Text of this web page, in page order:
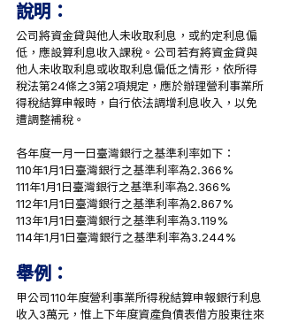
說明：
公司將資金貸與他人未收取利息，或約定利息偏
低，應設算利息收入課稅。公司若有將資金貸與
他人未收取利息或收取利息偏低之情形，依所得
稅法第24條之3第2項規定，應於辦理營利事業所
得稅結算申報時，自行依法調增利息收入，以免
遭調整補稅。
各年度一月一日臺灣銀行之基準利率如下：
110年1月1日臺灣銀行之基準利率為2.366%
111年1月1日臺灣銀行之基準利率為2.366%
112年1月1日臺灣銀行之基準利率為2.867%
113年1月1日臺灣銀行之基準利率為3.119%
114年1月1日臺灣銀行之基準利率為3.244%
舉例：
甲公司110年度營利事業所得稅結算申報銀行利息
收入3萬元，惟上下年度資產負債表借方股東往來